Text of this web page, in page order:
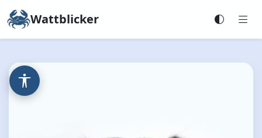
Wattblicker